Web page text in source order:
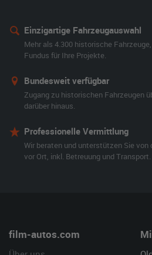
Einzigartige Fahrzeugauswahl
Mehr als 4.300 historische
Fundus für Ihre Projekte.
Bundesweit verfügbar
Zugang zu historischen Fahrzeugen
darüber hinaus.
Professionelle Vermittlung
Wir beraten und unterstützen Sie von
vor Ort, inkl. Betreuung und Transport.
film-autos.com